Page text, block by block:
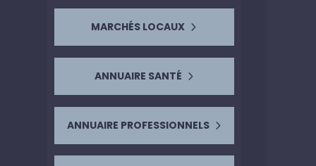
MARCHÉS LOCAUX
ANNUAIRE SANTÉ
ANNUAIRE PROFESSIONNELS